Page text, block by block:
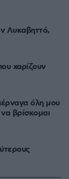
Λυκαβηττό,
χαρίζουν
όλη μου
βρίσκομαι